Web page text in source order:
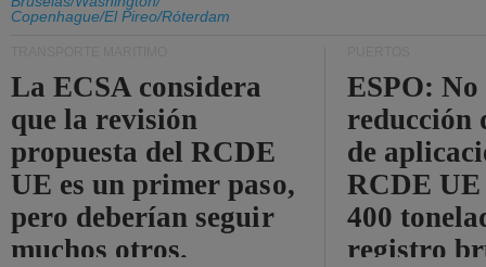
Copenhague/El Pireo/Róterdam
La ECSA considera
que la revisión
propuesta del RCDE
UE es un primer paso,
pero deberían seguir
muchos otros.
ESPO: No
reducción
de
RCDE UE
400
registro